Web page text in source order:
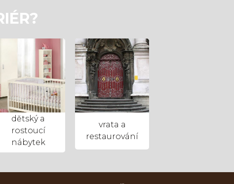
dětský a
rostoucí
nábytek
vrata a
restaurování